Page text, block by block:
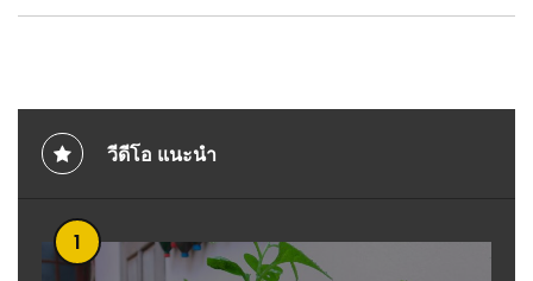
วีดีโอ แนะนำ
1